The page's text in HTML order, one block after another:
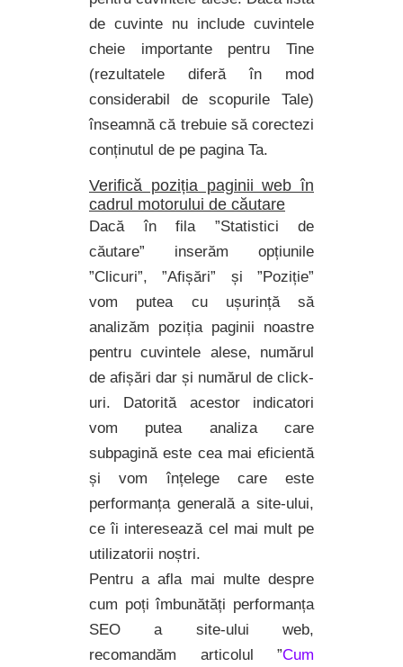
de cuvinte nu include cuvintele
cheie importante pentru Tine
(rezultatele diferă în mod
considerabil de scopurile Tale)
înseamnă că trebuie să corectezi
conținutul de pe pagina Ta.
Verifică poziția paginii web în
cadrul motorului de căutare
Dacă în fila ”Statistici de
căutare” inserăm opțiunile
”Clicuri”, ”Afișări” și ”Poziție”
vom putea cu ușurință să
analizăm poziția paginii noastre
pentru cuvintele alese, numărul
de afișări dar și numărul de click-
uri. Datorită acestor indicatori
vom putea analiza care
subpagină este cea mai eficientă
și vom înțelege care este
performanța generală a site-ului,
ce îi interesează cel mai mult pe
utilizatorii noștri.
Pentru a afla mai multe despre
cum poți îmbunătăți performanța
SEO a site-ului web,
recomandăm articolul ”Cum